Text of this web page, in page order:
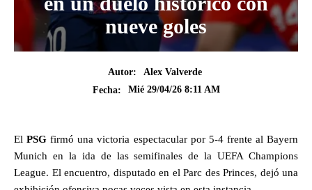
nueve goles
Autor:
Alex Valverde
Fecha:
Mié 29/04/26 8:11 AM
ElPSG firmó una victoria espectacular por 5-4 frente al Bayern
Munich en la ida de las semifinales de la UEFA Champions
League. El encuentro, disputado en el Parc des Princes, dejó una